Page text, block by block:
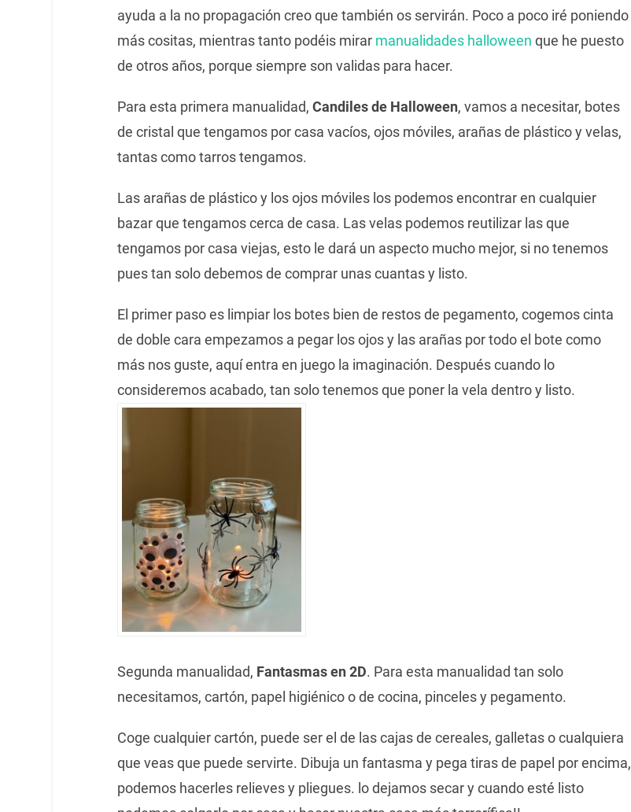
ayuda a la no propagación creo que también os servirán. Poco a poco iré poniendo
más cositas, mientras tanto podéis mirar manualidades halloween que he puesto
de otros años, porque siempre son validas para hacer.
Para esta primera manualidad, Candiles de Halloween, vamos a necesitar, botes
de cristal que tengamos por casa vacíos, ojos móviles, arañas de plástico y velas,
tantas como tarros tengamos.
Las arañas de plástico y los ojos móviles los podemos encontrar en cualquier
bazar que tengamos cerca de casa. Las velas podemos reutilizar las que
tengamos por casa viejas, esto le dará un aspecto mucho mejor, si no tenemos
pues tan solo debemos de comprar unas cuantas y listo.
El primer paso es limpiar los botes bien de restos de pegamento, cogemos cinta
de doble cara empezamos a pegar los ojos y las arañas por todo el bote como
más nos guste, aquí entra en juego la imaginación. Después cuando lo
consideremos acabado, tan solo tenemos que poner la vela dentro y listo.
Segunda manualidad, Fantasmas en 2D. Para esta manualidad tan solo
necesitamos, cartón, papel higiénico o de cocina, pinceles y pegamento.
Coge cualquier cartón, puede ser el de las cajas de cereales, galletas o cualquiera
que veas que puede servirte. Dibuja un fantasma y pega tiras de papel por encima,
podemos hacerles relieves y pliegues. lo dejamos secar y cuando esté listo